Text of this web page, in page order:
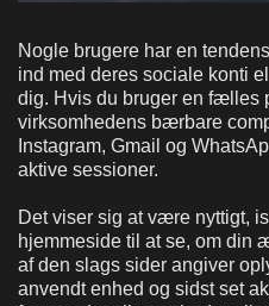
Nogle brugere har en
ind med deres sociale konti
dig. Hvis du bruger en fælles
virksomhedens bærbare
Instagram, Gmail og
aktive sessioner.
Det viser sig at være nyttigt,
hjemmeside til at se, om din
af den slags sider angiver
anvendt enhed og sidst set